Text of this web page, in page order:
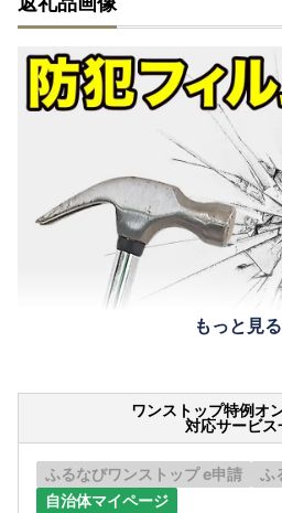
もっと見る
ワンストップ特例オ
対応サービス
ふるなびワンストップ e申請
ふ
自治体マイページ